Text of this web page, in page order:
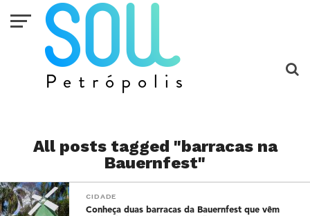
All posts tagged "barracas na
Bauernfest"
CIDADE
Conheça duas barracas da Bauernfest que vêm